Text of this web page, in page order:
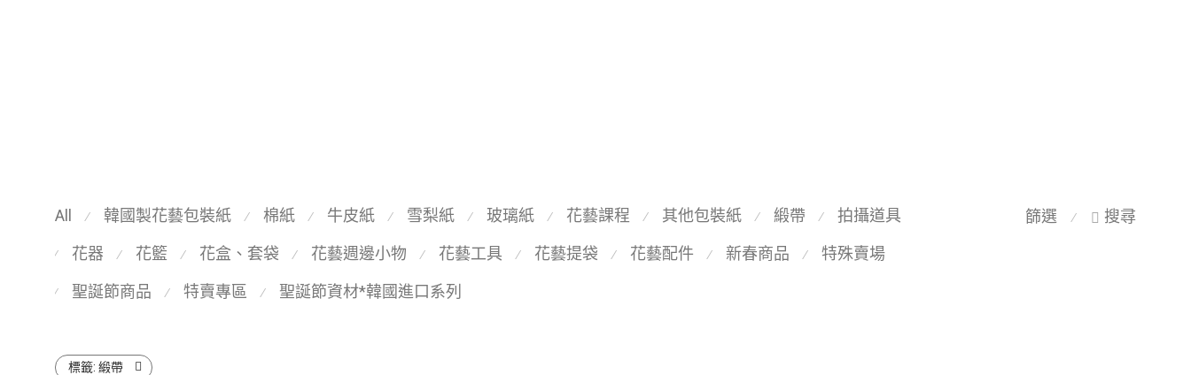
篩選 ⁄ 搜尋
All ⁄ 韓國製花藝包裝紙 ⁄ 棉紙 ⁄ 牛皮紙 ⁄ 雪梨紙 ⁄ 玻璃紙 ⁄ 花藝課程 ⁄ 其他包裝紙 ⁄ 緞帶 ⁄ 拍攝道具
⁄ 花器 ⁄ 花籃 ⁄ 花盒、套袋 ⁄ 花藝週邊小物 ⁄ 花藝工具 ⁄ 花藝提袋 ⁄ 花藝配件 ⁄ 新春商品 ⁄ 特殊賣場
⁄ 聖誕節商品 ⁄ 特賣專區 ⁄ 聖誕節資材*韓國進口系列
標籤: 緞帶